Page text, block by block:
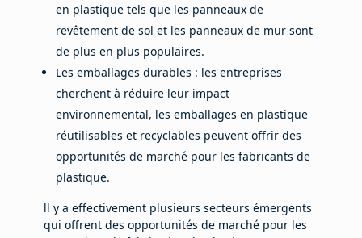
en plastique tels que les panneaux de
revêtement de sol et les panneaux de mur sont
de plus en plus populaires.
Les emballages durables : les entreprises
cherchent à réduire leur impact
environnemental, les emballages en plastique
réutilisables et recyclables peuvent offrir des
opportunités de marché pour les fabricants de
plastique.
ll y a effectivement plusieurs secteurs émergents
qui offrent des opportunités de marché pour les